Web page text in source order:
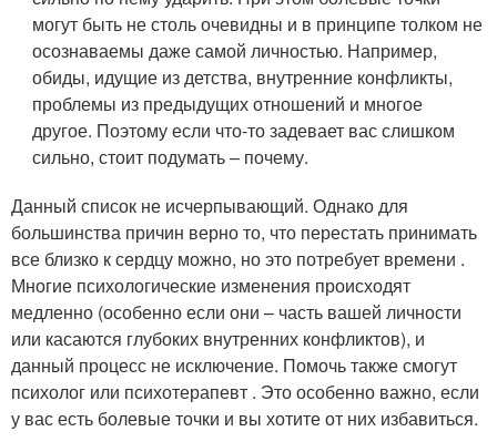
могут быть не столь очевидны и в принципе толком не
осознаваемы даже самой личностью. Например,
обиды, идущие из детства, внутренние конфликты,
проблемы из предыдущих отношений и многое
другое. Поэтому если что-то задевает вас слишком
сильно, стоит подумать – почему.
Данный список не исчерпывающий. Однако для
большинства причин верно то, что перестать принимать
все близко к сердцу можно, но это потребует времени .
Многие психологические изменения происходят
медленно (особенно если они – часть вашей личности
или касаются глубоких внутренних конфликтов), и
данный процесс не исключение. Помочь также смогут
психолог или психотерапевт . Это особенно важно, если
у вас есть болевые точки и вы хотите от них избавиться.